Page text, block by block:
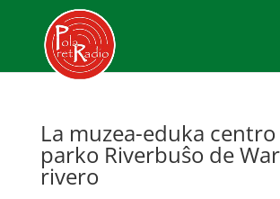
La muzea-eduka
parko Riverbuŝo de
rivero